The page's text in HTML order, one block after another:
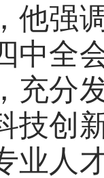
他强
中全
充分
技创
业人